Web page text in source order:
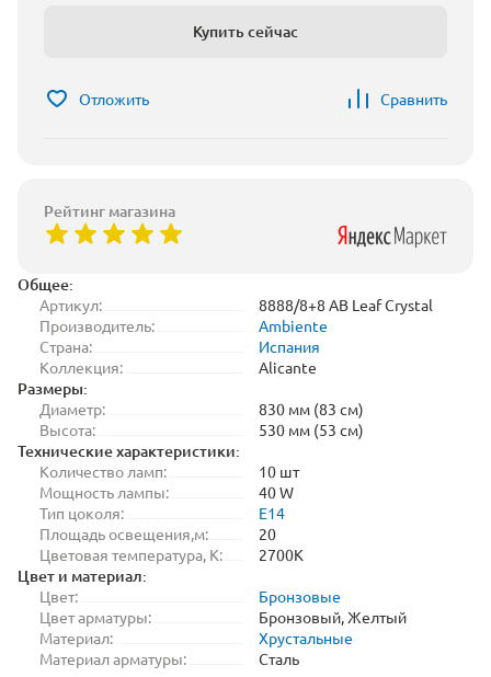
Общее:
Артикул:
8888/8+8 AB Leaf Crystal
Производитель:
Ambiente
Страна:
Испания
Коллекция:
Alicante
Размеры:
Диаметр:
830 мм (83 см)
Высота:
530 мм (53 см)
Технические характеристики:
Количество ламп:
10 шт
Мощность лампы:
40 W
Тип цоколя:
E14
Площадь освещения,м:
20
Цветовая температура, K:
2700K
Цвет и материал:
Цвет:
Бронзовые
Цвет арматуры:
Бронзовый, Желтый
Материал:
Хрустальные
Материал арматуры:
Сталь
Купить сейчас
Отложить Сравнить
Рейтинг магазина